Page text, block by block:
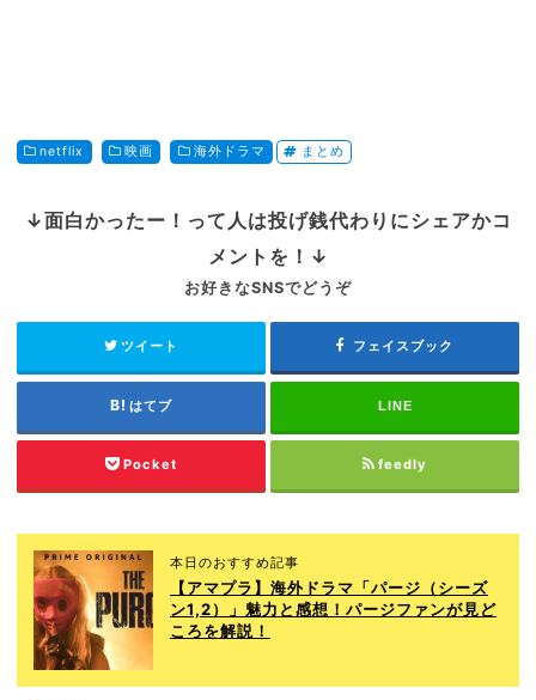
netflix 映画 海外ドラマ まとめ
↓面白かったー！って人は投げ銭代わりにシェアかコ
メントを！↓
お好きなSNSでどうぞ
ツイート フェイスブック
はてブ LINE
Pocket feedly
本日のおすすめ記事
【アマプラ】海外ドラマ「パージ（シーズ
ン1,2）」魅力と感想！パージファンが見ど
ころを解説！